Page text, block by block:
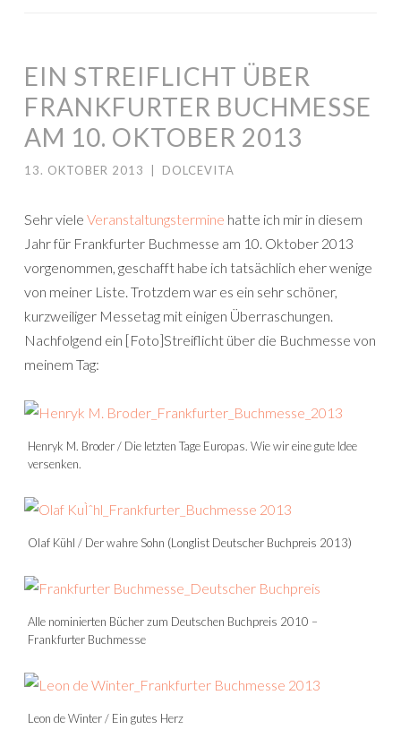
EIN STREIFLICHT ÜBER
FRANKFURTER BUCHMESSE
AM 10. OKTOBER 2013
13. OKTOBER 2013 DOLCEVITA
Sehr viele Veranstaltungstermine hatte ich mir in diesem
Jahr für Frankfurter Buchmesse am 10. Oktober 2013
vorgenommen, geschafft habe ich tatsächlich eher wenige
von meiner Liste. Trotzdem war es ein sehr schöner,
kurzweiliger Messetag mit einigen Überraschungen.
Nachfolgend ein [Foto]Streiflicht über die Buchmesse von
meinem Tag:
Henryk M. Broder / Die letzten Tage Europas. Wie wir eine gute Idee
versenken.
Olaf Kühl / Der wahre Sohn (Longlist Deutscher Buchpreis 2013)
Alle nominierten Bücher zum Deutschen Buchpreis 2010 –
Frankfurter Buchmesse
Leon de Winter / Ein gutes Herz